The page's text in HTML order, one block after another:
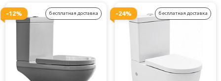
-12% бесплатная доставка -24% бесплатная доставка